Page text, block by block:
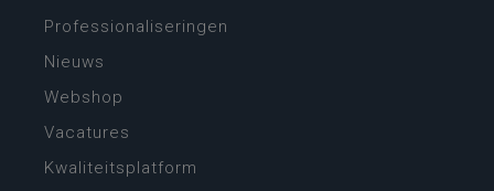
Professionaliseringen
Nieuws
Webshop
Vacatures
Kwaliteitsplatform